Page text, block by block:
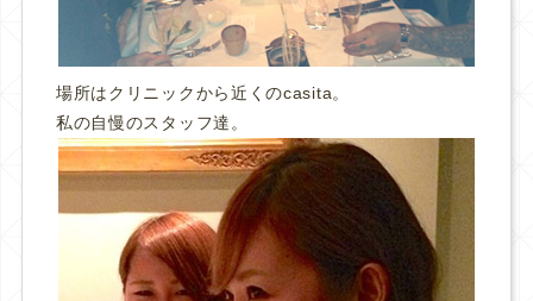
場所はクリニックから近くのcasita。
私の自慢のスタッフ達。